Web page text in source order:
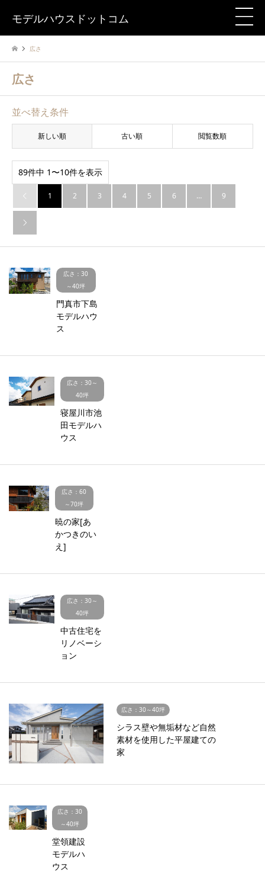
モデルハウスドットコム
広さ
広さ
並べ替え条件
新しい順 古い順 閲覧数順
89件中 1〜10件を表示
 1 2 3 4 5 6 … 9

広さ：30
～40坪
門真市下島
モデルハウ
ス
広さ：30～
40坪
寝屋川市池
田モデルハ
ウス
広さ：60
～70坪
暁の家[あ
かつきのい
え]
広さ：30～
40坪
中古住宅を
リノベーシ
ョン
広さ：30～40坪
シラス壁や無垢材など自然
素材を使用した平屋建ての
家
広さ：30
～40坪
堂領建設
モデルハ
ウス